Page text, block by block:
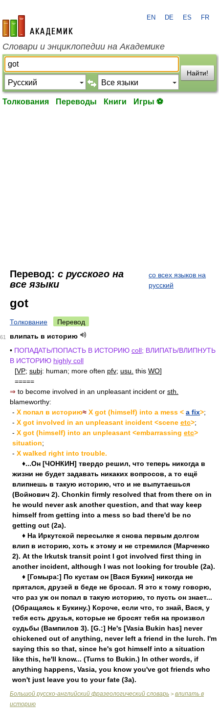
academic.ru
EN DE ES FR
Словари и энциклопедии на Академике
Найти!
Толкования Переводы Книги Игры ⚽
Перевод: с русского на
все языки
со всех языков на
русский
got
Толкование Перевод
61
влипать в историю
• ПОПАДАТЬ/ПОПАСТЬ В ИСТОРИЮ coll; ВЛИПАТЬ/ВЛИПНУТЬ
В ИСТОРИЮ highly coll
[VP; subj: human; more often pfv; usu. this WO]
=====
⇒ to become involved in an unpleasant incident or sth.
blameworthy:
- X попал в историю≈ X got (himself) into a mess < a fix>;
- X got involved in an unpleasant incident <scene etc>;
- X got (himself) into an unpleasant <embarrassing etc>
situation;
- X walked right into trouble.
♦...Он [ЧОНКИН] твердо решил, что теперь никогда в
жизни не будет задавать никаких вопросов, а то ещё
влипнешь в такую историю, что и не выпутаешься
(Войнович 2). Chonkin firmly resolved that from there on in
he would never ask another question, and that way keep
himself from getting into a mess so bad there'd be no
getting out (2a).
♦ На Иркутской пересылке я снова первым долгом
влип в историю, хоть к этому и не стремился (Марченко
2). At the Irkutsk transit point I got involved first thing in
another incident, although I was not looking for trouble (2a).
♦ [Гомыра:] По кустам он [Вася Букин] никогда не
прятался, друзей в беде не бросал. Я это к тому говорю,
что раз уж он попал в такую историю, то пусть он знает...
(Обращаясь к Букину.) Короче, если что, то знай, Вася, у
тебя есть друзья, которые не бросят тебя на произвол
судьбы (Вампилов 3). [G.:] He's [Vasia Bukin has] never
chickened out of anything, never left a friend in the lurch. I'm
saying this so that, since he's got himself into a situation
like this, he'll know... (Turns to Bukin.) In other words, if
anything happens, Vasia, you know you've got friends who
won't just leave you to your fate (3a).
Большой русско-английский фразеологический словарь > влипать в
историю